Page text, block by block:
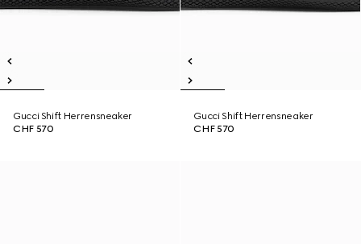
Gucci Shift Herrensneaker
CHF 570
Gucci Shift Herrensneaker
CHF 570